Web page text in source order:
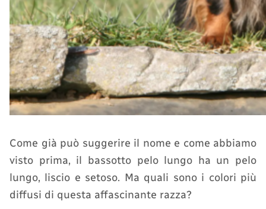
Come già può suggerire il nome e come abbiamo
visto prima, il bassotto pelo lungo ha un pelo
lungo, liscio e setoso. Ma quali sono i colori più
diffusi di questa affascinante razza?